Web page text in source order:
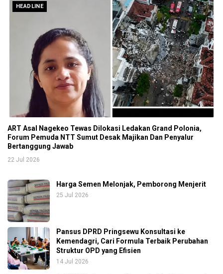
HEADLINE
ART Asal Nagekeo Tewas Dilokasi Ledakan Grand Polonia,
Forum Pemuda NTT Sumut Desak Majikan Dan Penyalur
Bertanggung Jawab
22 Jul 2026
Harga Semen Melonjak, Pemborong Menjerit
25 Jul 2026
Pansus DPRD Pringsewu Konsultasi ke
Kemendagri, Cari Formula Terbaik Perubahan
Struktur OPD yang Efisien
14 Jul 2026